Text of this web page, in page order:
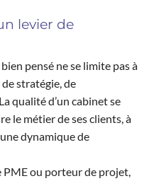
levier de
pensé ne se limite pas à
stratégie, de
qualité d’un cabinet se
le métier de ses clients, à
dynamique de
PME ou porteur de projet,